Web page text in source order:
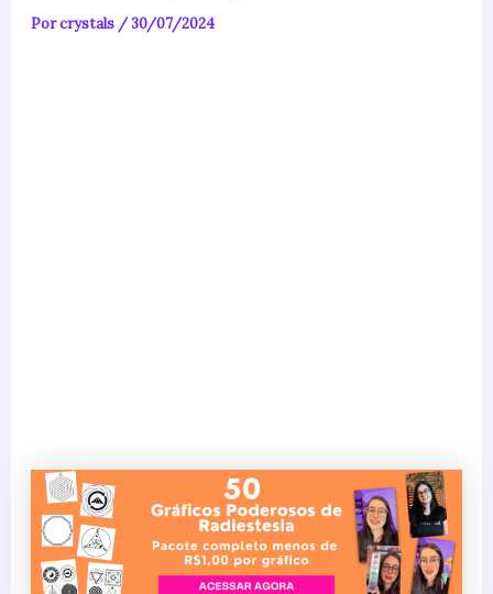
Porcrystals /30/07/2024